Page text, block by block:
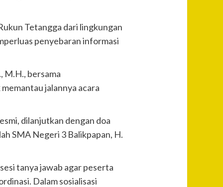
Tetangga dari lingkungan
penyebaran informasi
M.H., bersama
jalannya acara
dilanjutkan dengan doa
SMA Negeri 3 Balikpapan, H.
tanya jawab agar peserta
Dalam sosialisasi